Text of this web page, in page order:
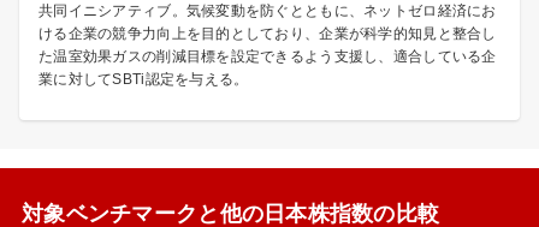
共同イニシアティブ。気候変動を防ぐとともに、ネットゼロ経済にお
ける企業の競争力向上を目的としており、企業が科学的知見と整合し
た温室効果ガスの削減目標を設定できるよう支援し、適合している企
業に対してSBTi認定を与える。
対象ベンチマークと他の日本株指数の比較